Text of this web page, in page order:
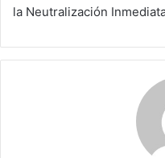
la Neutralización